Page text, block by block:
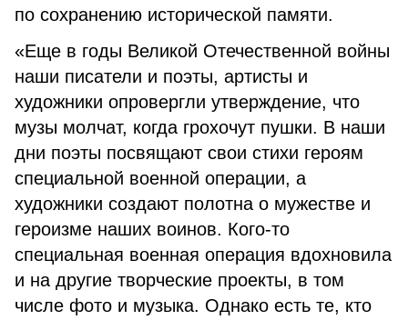
по сохранению исторической памяти.
«Еще в годы Великой Отечественной войны
наши писатели и поэты, артисты и
художники опровергли утверждение, что
музы молчат, когда грохочут пушки. В наши
дни поэты посвящают свои стихи героям
специальной военной операции, а
художники создают полотна о мужестве и
героизме наших воинов. Кого-то
специальная военная операция вдохновила
и на другие творческие проекты, в том
числе фото и музыка. Однако есть те, кто